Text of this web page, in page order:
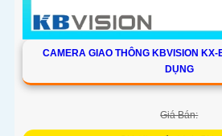
CAMERA GIAO THÔNG KBVISION KX-
DỤNG
Giá Bán: